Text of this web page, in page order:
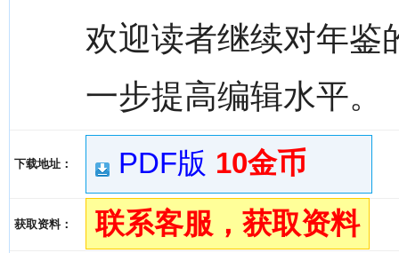
欢迎读者继续对年鉴
一步提高编辑水平。
下载地址： PDF版 10金币
获取资料： 联系客服，获取资料